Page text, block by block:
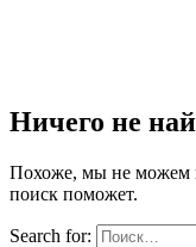
Ничего не
Похоже, мы не можем
поиск поможет.
Search for: